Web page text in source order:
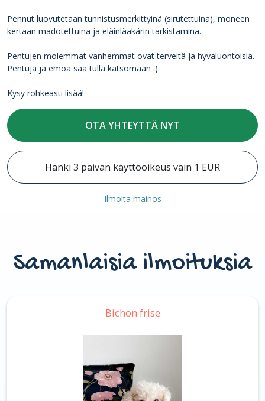
Pennut luovutetaan tunnistusmerkittyinä (sirutettuina), moneen
kertaan madotettuina ja eläinlääkärin tarkistamina.
Pentujen molemmat vanhemmat ovat terveitä ja hyväluontoisia.
Pentuja ja emoa saa tulla katsomaan :)
Kysy rohkeasti lisää!
OTA YHTEYTTÄ NYT
Hanki 3 päivän käyttöoikeus vain 1 EUR
Ilmoita mainos
Samanlaisia ilmoituksia
Bichon frise